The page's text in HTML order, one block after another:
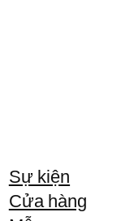
Sự kiện
Cửa hàng